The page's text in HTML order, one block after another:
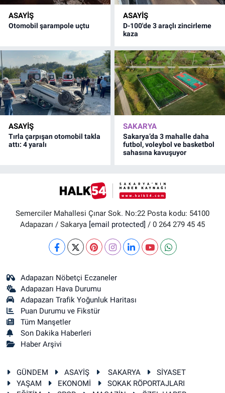
ASAYİŞ
Otomobil şarampole uçtu
ASAYİŞ
D-100'de 3 araçlı zincirleme
kaza
ASAYİŞ
Tırla çarpışan otomobil takla
attı: 4 yaralı
SAKARYA
Sakarya’da 3 mahalle daha
futbol, voleybol ve basketbol
sahasına kavuşuyor
Semerciler Mahallesi Çınar Sok. No:22 Posta kodu: 54100
Adapazarı / Sakarya [email protected] / 0 264 279 45 45
Adapazarı Nöbetçi Eczaneler
Adapazarı Hava Durumu
Adapazarı Trafik Yoğunluk Haritası
Puan Durumu ve Fikstür
Tüm Manşetler
Son Dakika Haberleri
Haber Arşivi
GÜNDEM ASAYİŞ SAKARYA
SİYASET
YAŞAM
EKONOMİ
SOKAK RÖPORTAJLARI